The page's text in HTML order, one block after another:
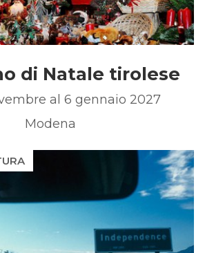
di Natale tirolese
al 6 gennaio 2027
Modena